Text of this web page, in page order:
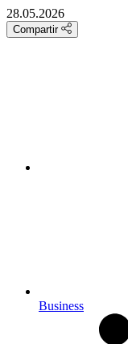
28.05.2026
Compartir
Business